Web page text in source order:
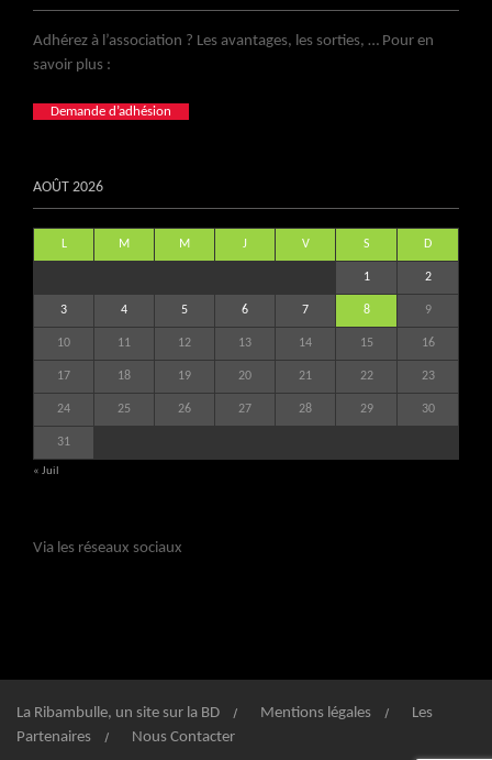
Adhérez à l’association ? Les avantages, les sorties, … Pour en
savoir plus :
Demande d’adhésion
AOÛT 2026
L M M J V S D
1 2
3 4 5 6 7 8 9
10 11 12 13 14 15 16
17 18 19 20 21 22 23
24 25 26 27 28 29 30
31
« Juil
Via les réseaux sociaux
La Ribambulle, un site sur la BD Mentions légales
Les
Partenaires
Nous Contacter